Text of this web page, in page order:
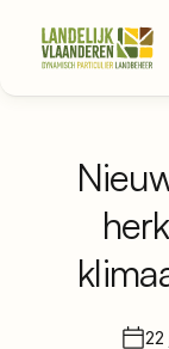
Over Ons
Thema's
22